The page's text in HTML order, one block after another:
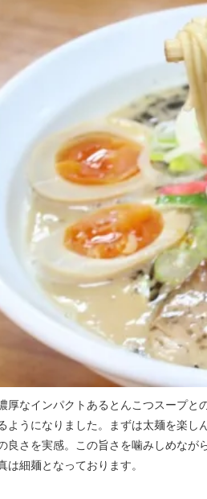
厚なインパクトあるとんこつスープ
ようになりました。まずは太麺を楽
良さを実感。この旨さを噛みしめな
は細麺となっております。